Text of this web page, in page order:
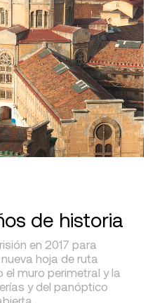
de historia
en 2017 para
hoja de ruta
muro perimetral y la
y del panóptico